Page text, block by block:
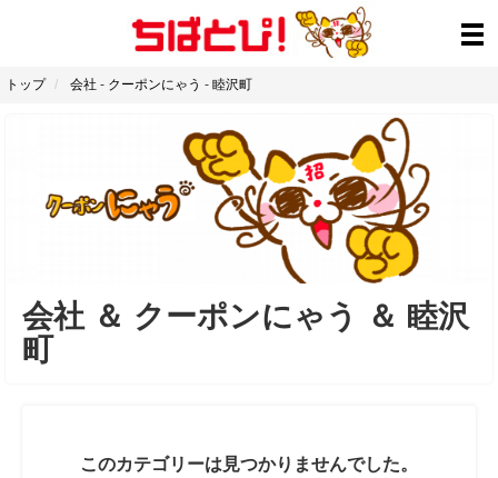
トップ 会社 - クーポンにゃう - 睦沢町
会社 ＆ クーポンにゃう ＆ 睦沢
町
このカテゴリーは見つかりませんでした。